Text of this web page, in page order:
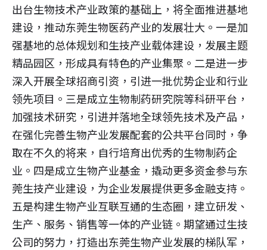
出台生物技术产业政策的基础上，将全面推进基地
建设，推动东莞生物医药产业的发展壮大。一是加
强基地的总体规划和生技产业载体建设，发展主题
精品园区，形成具有特色的产业集聚。二是进一步
深入开展全球招商引资，引进一批优势企业和行业
领先项目。三是成立生物制药研究院等科研平台，
加强技术研究，引进并落地全球领先技术及产品，
在强化完善生物产业发展配套的公共平台同时，争
取在不久的将来，自行培育出优秀的生物制药企
业。四是成立生物产业基金，撬动更多资金参与东
莞生技产业建设，为企业发展提供更多金融支持。
五是构建生物产业互联互通的生态圈，建立研发、
生产、服务、销售等一体的产业链。期望通过生技
公司的努力，打造出东莞生物产业发展的梯队军，